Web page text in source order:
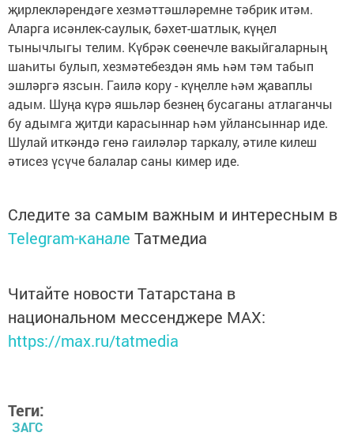
җирлекләрендәге хезмәттәшләремне тәбрик итәм.
Аларга исәнлек-саулык, бәхет-шатлык, күңел
тынычлыгы телим. Күбрәк сөенечле вакыйгаларның
шаһиты булып, хезмәтебездән ямь һәм тәм табып
эшләргә язсын. Гаилә кору - күңелле һәм җаваплы
адым. Шуңа күрә яшьләр безнең бусаганы атлаганчы
бу адымга җитди карасыннар һәм уйлансыннар иде.
Шулай иткәндә генә гаиләләр таркалу, әтиле килеш
әтисез үсүче балалар саны кимер иде.
Следите за самым важным и интересным в
Telegram-канале Татмедиа
Читайте новости Татарстана в
национальном мессенджере MАХ:
https://max.ru/tatmedia
Теги:
ЗАГС